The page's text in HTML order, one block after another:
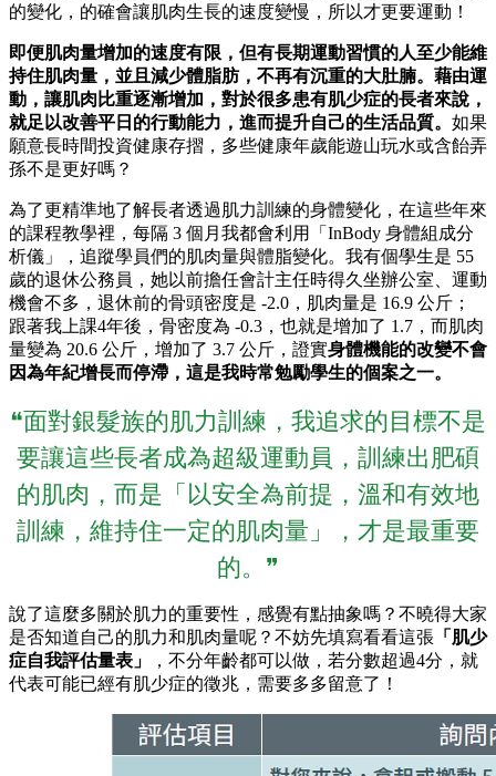
的變化，的確會讓肌肉生長的速度變慢，所以才更要運動！
即便肌肉量增加的速度有限，但有長期運動習慣的人至少能維
持住肌肉量，並且減少體脂肪，不再有沉重的大肚腩。藉由運
動，讓肌肉比重逐漸增加，對於很多患有肌少症的長者來說，
就足以改善平日的行動能力，進而提升自己的生活品質。 如果
願意長時間投資健康存摺，多些健康年歲能遊山玩水或含飴弄
孫不是更好嗎？
為了更精準地了解長者透過肌力訓練的身體變化，在這些年來
的課程教學裡，每隔 3 個月我都會利用「InBody 身體組成分
析儀」，追蹤學員們的肌肉量與體脂變化。我有個學生是 55
歲的退休公務員，她以前擔任會計主任時得久坐辦公室、運動
機會不多，退休前的骨頭密度是 -2.0，肌肉量是 16.9 公斤；
跟著我上課4年後，骨密度為 -0.3，也就是增加了 1.7，而肌肉
量變為 20.6 公斤，增加了 3.7 公斤，證實身體機能的改變不會
因為年紀增長而停滯，這是我時常勉勵學生的個案之一。
❝面對銀髮族的肌力訓練，我追求的目標不是
要讓這些長者成為超級運動員，訓練出肥碩
的肌肉，而是「以安全為前提，溫和有效地
訓練，維持住一定的肌肉量」，才是最重要
的。❞
說了這麼多關於肌力的重要性，感覺有點抽象嗎？不曉得大家
是否知道自己的肌力和肌肉量呢？不妨先填寫看看這張 「肌少
症自我評估量表」
，不分年齡都可以做，若分數超過4分，就
代表可能已經有肌少症的徵兆，需要多多留意了！